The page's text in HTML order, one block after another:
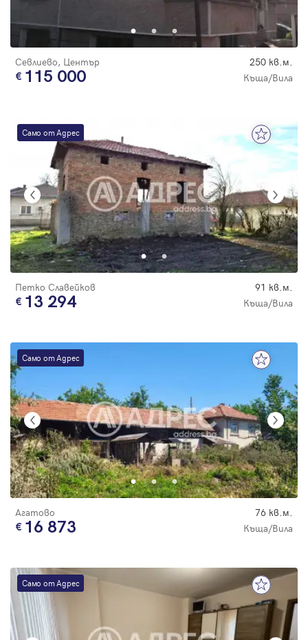
Севлиево, Център 250 кв.м.
115 000 Къща/Вила
Само от Адрес
Петко Славейков 91 кв.м.
13 294 Къща/Вила
Само от Адрес
Агатово 76 кв.м.
16 873 Къща/Вила
Само от Адрес
Парола
Забравена парола
Регистрация